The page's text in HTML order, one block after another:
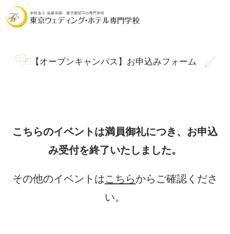
【オープンキャンパス】お申込みフォーム
こちらのイベントは満員御礼につき、 お申込
み受付を終了いたしました。
その他のイベントはこちらからご確認くださ
い。